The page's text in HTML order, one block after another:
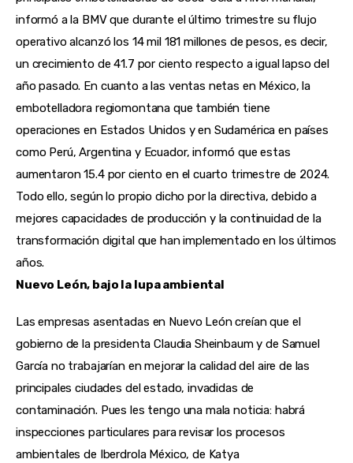
informó a la BMV que durante el último trimestre su flujo
operativo alcanzó los 14 mil 181 millones de pesos, es decir,
un crecimiento de 41.7 por ciento respecto a igual lapso del
año pasado. En cuanto a las ventas netas en México, la
embotelladora regiomontana que también tiene
operaciones en Estados Unidos y en Sudamérica en países
como Perú, Argentina y Ecuador, informó que estas
aumentaron 15.4 por ciento en el cuarto trimestre de 2024.
Todo ello, según lo propio dicho por la directiva, debido a
mejores capacidades de producción y la continuidad de la
transformación digital que han implementado en los últimos
años.
Nuevo León, bajo la lupa ambiental
Las empresas asentadas en Nuevo León creían que el
gobierno de la presidenta Claudia Sheinbaum y de Samuel
García no trabajarían en mejorar la calidad del aire de las
principales ciudades del estado, invadidas de
contaminación. Pues les tengo una mala noticia: habrá
inspecciones particulares para revisar los procesos
ambientales de Iberdrola México, de Katya